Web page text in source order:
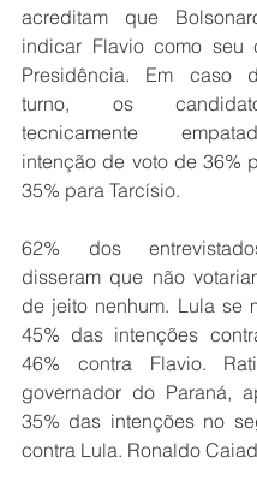
acreditam que
indicar Flavio como seu
Presidência. Em caso
turno, os
tecnicamente
intenção de voto de 36%
35% para Tarcísio.
62% dos
disseram que não
de jeito nenhum. Lula se
45% das intenções
46% contra Flavio.
governador do Paraná,
35% das intenções no
contra Lula. Ronaldo